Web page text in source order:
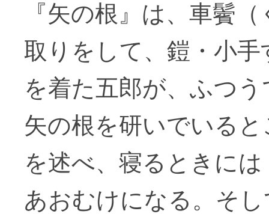
『矢の根』は、車鬢
取りをして、鎧・小
を着た五郎が、ふつ
矢の根を研いでいる
を述べ、寝るときに
あおむけになる。そ